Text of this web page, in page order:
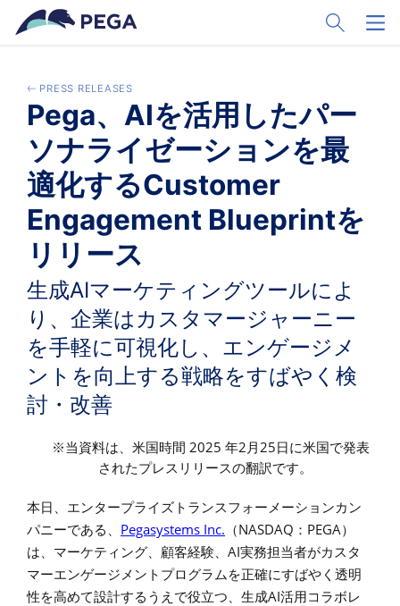
Zum Hauptinhalt wechseln
Toggle
PRESS RELEASES
Pega、AIを活用したパー
ソナライゼーションを最
適化するCustomer
Engagement Blueprintを
リリース
生成AIマーケティングツールによ
り、企業はカスタマージャーニー
を手軽に可視化し、エンゲージメ
ントを向上する戦略をすばやく検
討・改善
※当資料は、米国時間 2025 年2月 25 日に米国で発表
されたプレスリリースの翻訳です。
本日、エンタープライズトランスフォーメーションカン
パニーである、 Pegasystems Inc. （NASDAQ ： PEGA）
は、マーケティング、顧客経験、 AI実務担当者がカスタ
マーエンゲージメントプログラムを正確にすばやく透明
性を高めて設計するうえで役立つ、生成AI活用コラボレ